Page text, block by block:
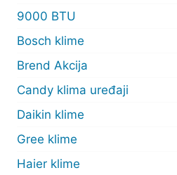
9000 BTU
Bosch klime
Brend Akcija
Candy klima uređaji
Daikin klime
Gree klime
Haier klime